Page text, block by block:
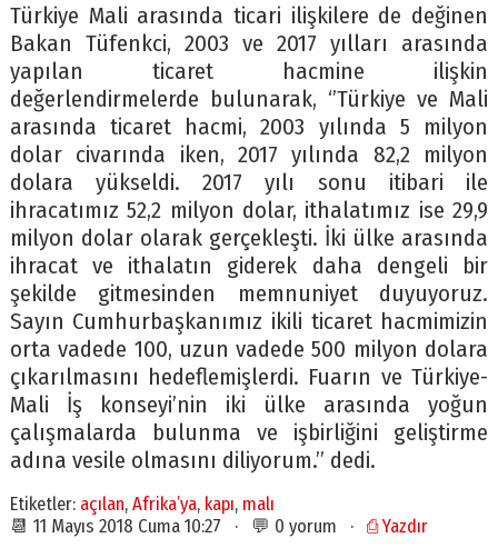
Türkiye Mali arasında ticari ilişkilere de değinen
Bakan Tüfenkci, 2003 ve 2017 yılları arasında
yapılan ticaret hacmine ilişkin
değerlendirmelerde bulunarak, ‘’Türkiye ve Mali
arasında ticaret hacmi, 2003 yılında 5 milyon
dolar civarında iken, 2017 yılında 82,2 milyon
dolara yükseldi. 2017 yılı sonu itibari ile
ihracatımız 52,2 milyon dolar, ithalatımız ise 29,9
milyon dolar olarak gerçekleşti. İki ülke arasında
ihracat ve ithalatın giderek daha dengeli bir
şekilde gitmesinden memnuniyet duyuyoruz.
Sayın Cumhurbaşkanımız ikili ticaret hacmimizin
orta vadede 100, uzun vadede 500 milyon dolara
çıkarılmasını hedeflemişlerdi. Fuarın ve Türkiye-
Mali İş konseyi’nin iki ülke arasında yoğun
çalışmalarda bulunma ve işbirliğini geliştirme
adına vesile olmasını diliyorum.’’ dedi.
Etiketler: açılan, Afrika’ya, kapı, malı
📆 11 Mayıs 2018 Cuma 10:27 · 💬 0 yorum · ⎙ Yazdır